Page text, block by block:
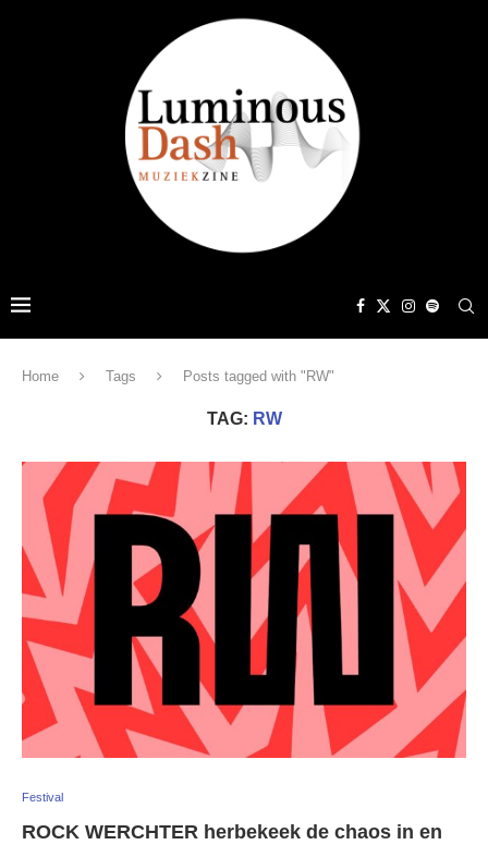
Home Tags Posts tagged with "RW"
TAG: RW
Festival
ROCK WERCHTER herbekeek de chaos in en